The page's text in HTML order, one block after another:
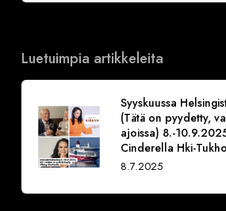
Luetuimpia artikkeleita
Syyskuussa
(Tätä on pyydetty,
ajoissa) 8.-
Cinderella Hki-
8.7.2025